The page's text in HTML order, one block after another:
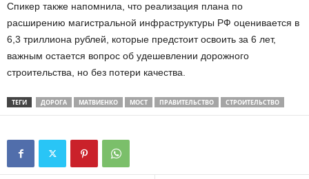
Спикер также напомнила, что реализация плана по
расширению магистральной инфраструктуры РФ оценивается в
6,3 триллиона рублей, которые предстоит освоить за 6 лет,
важным остается вопрос об удешевлении дорожного
строительства, но без потери качества.
ТЕГИ ДОРОГА МАТВИЕНКО МОСТ ПРАВИТЕЛЬСТВО СТРОИТЕЛЬСТВО